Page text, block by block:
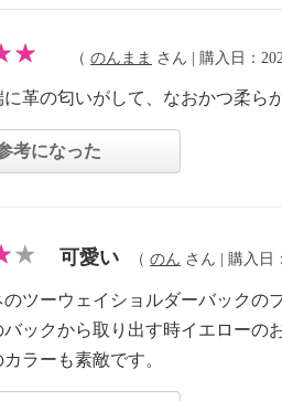
（ のんまま さん | 購入日：
に革の匂いがして、なおかつ柔ら
考になった
可愛い （ のん さん | 購入日
のツーウェイショルダーバックの
ックから取り出す時イエローの
ラーも素敵です。